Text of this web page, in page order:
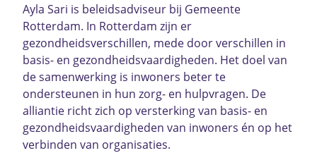
Ayla Sari is beleidsadviseur bij Gemeente
Rotterdam. In Rotterdam zijn er
gezondheidsverschillen, mede door verschillen in
basis- en gezondheidsvaardigheden. Het doel van
de samenwerking is inwoners beter te
ondersteunen in hun zorg- en hulpvragen. De
alliantie richt zich op versterking van basis- en
gezondheidsvaardigheden van inwoners én op het
verbinden van organisaties.